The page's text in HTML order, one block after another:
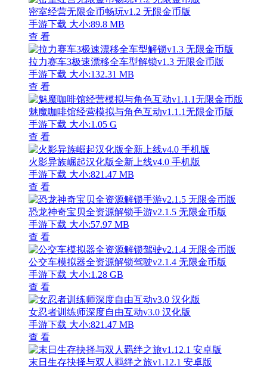
密室经营无限金币畅玩v1.2 无限金币版
手游下载 大小:89.8 MB
查 看
拉力赛车3极速漂移全车型解锁v1.3 无限金币版
手游下载 大小:132.31 MB
查 看
魅魔咖啡馆经营模拟与角色互动v1.1.1无限金币版
手游下载 大小:1.05 G
查 看
火影异族崛起汉化版全新上线v4.0 手机版
手游下载 大小:821.47 MB
查 看
恐龙神奇宝贝全资源解锁手游v2.1.5 无限金币版
手游下载 大小:57.97 MB
查 看
公交车模拟器全资源解锁驾驶v2.1.4 无限金币版
手游下载 大小:1.28 GB
查 看
女忍者训练师深度自由互动v3.0 汉化版
手游下载 大小:821.47 MB
查 看
末日生存抉择与双人羁绊之旅v1.12.1 安卓版